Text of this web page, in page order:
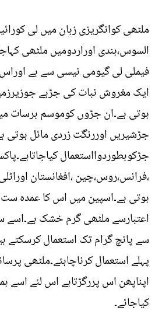
ملٹھی کوانگریزی زبان میں لی
السوس،ہندی اوراردومیں ملٹھی
فیملی لی گیومی نیسی سے ہے
ایک مغروش نبات کی جڑہے
ہوتی ہے۔ان جڑوں کوموسم برسات
جڑشیریں اوررنگت زردی مائل ہوتی
جڑکوبطوردوااستعمال
،فرانس،روس،چین ،افغانستان
ہوتی ہے۔اسپین میں اس کا عمدہ ست
اعتبارسے ملٹھی گرم خشک
سے پانچ گرام تک استعمال کرسکتے
پہلے استعمال کرناچاہئے۔ملٹھی
اپناپھن اس پررگڑتاہے اس لئے اسے
کیاجائے۔